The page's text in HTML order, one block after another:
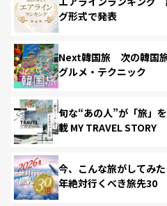
グ形式で発表
Next韓国旅 次の韓国旅
グルメ・テクニック
旬な“あの人”が「旅」
載 MY TRAVEL STORY
今、こんな旅がしてみ
年絶対行くべき旅先30